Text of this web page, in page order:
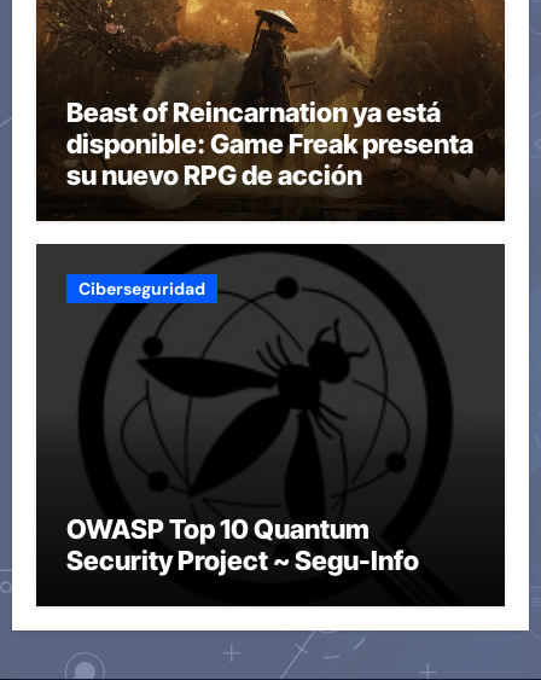
Beast of Reincarnation ya está
disponible: Game Freak presenta
su nuevo RPG de acción
Ciberseguridad
OWASP Top 10 Quantum
Security Project ~ Segu-Info